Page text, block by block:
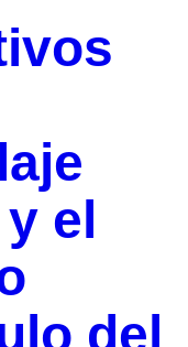
el
del